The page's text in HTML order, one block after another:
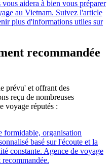
aidera à bien vous préparer
au Vietnam. Suivez l'article
plus d'informations utiles sur
recommandée
prévu' et offrant des
reçu de nombreuses
voyage réputés :
formidable, organisation
basé sur l'écoute et la
constante. Agence de voyage